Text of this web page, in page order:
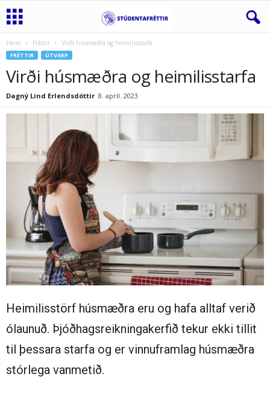
Heim Fréttir Virði húsmæðra og heimilisstarfa
FRÉTTIR ÚTVARP
Virði húsmæðra og heimilisstarfa
Dagný Lind Erlendsdóttir 8. apríl. 2023
Heimilisstörf húsmæðra eru og hafa alltaf verið
ólaunuð. Þjóðhagsreikningakerfið tekur ekki tillit
til þessara starfa og er vinnuframlag húsmæðra
stórlega vanmetið.